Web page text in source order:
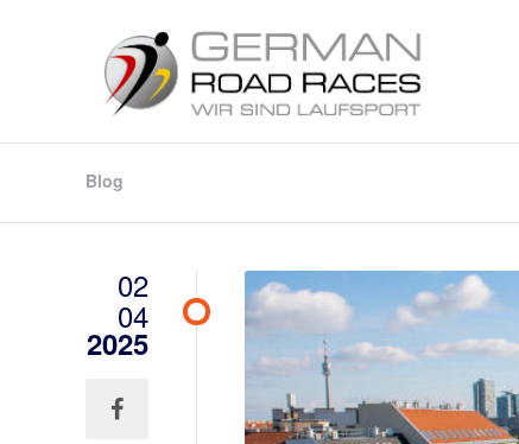
Blog
02
04
2025